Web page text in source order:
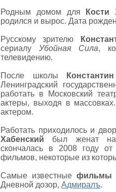
Родным домом для
Кости
родился и вырос. Дата
Русскому зрителю
сериалу Убойная Сила,
телевидению.
После школы
Ленинградский
работать в Московский
актеры, выходя в
актером.
Работать приходилось и
Хабенский был женат на
скончалась в 2008 году
фильмов, некоторые из
Самые известные фильмы
Дневной дозор, Адмиралъ.